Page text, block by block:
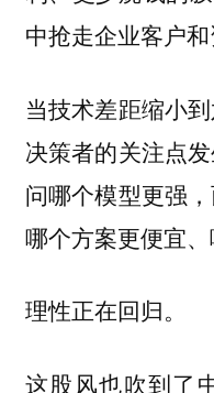
中抢走企业客户和
当技术差距缩小
决策者的关注点
问哪个模型更强
哪个方案更便宜、
理性正在回归。
这股风也吹到了